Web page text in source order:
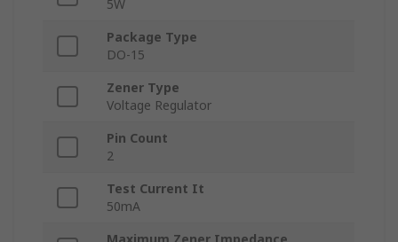
5W
Package Type
DO-15
Zener Type
Voltage Regulator
Pin Count
2
Test Current It
50mA